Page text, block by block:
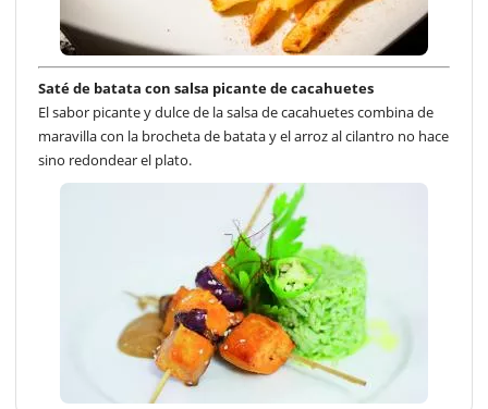
Saté de batata con salsa picante de cacahuetes
El sabor picante y dulce de la salsa de cacahuetes combina de
maravilla con la brocheta de batata y el arroz al cilantro no hace
sino redondear el plato.